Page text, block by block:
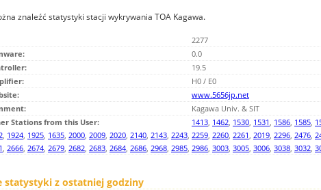
znaleźć statystyki stacji wykrywania TOA Kagawa.
2277
0.0
19.5
H0 / E0
www.5656jp.net
Kagawa Univ. & SIT
Stations from this User:
1413, 1462, 1530, 1531, 1586, 1585,
, 1924, 1925, 1635, 2000, 2009, 2020, 2140, 2143, 2243, 2259, 2260, 2261, 2019, 2296, 2476,
, 2666, 2674, 2679, 2682, 2683, 2684, 2686, 2968, 2985, 2986, 3003, 3005, 3006, 3038, 3032,
statystyki z ostatniej godziny